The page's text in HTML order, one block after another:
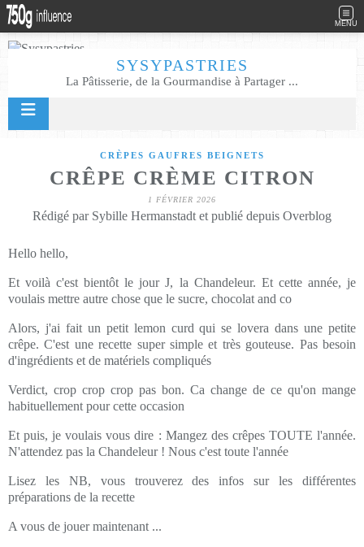
MENU
SYSYPASTRIES
La Pâtisserie, de la Gourmandise à Partager ...
CRÈPES GAUFRES BEIGNETS
CRÊPE CRÈME CITRON
1 FÉVRIER 2026
Rédigé par Sybille Hermanstadt et publié depuis Overblog
Hello hello,
Et voilà c'est bientôt le jour J, la Chandeleur. Et cette année, je
voulais mettre autre chose que le sucre, chocolat and co
Alors, j'ai fait un petit lemon curd qui se lovera dans une petite
crêpe. C'est une recette super simple et très gouteuse. Pas besoin
d'ingrédients et de matériels compliqués
Verdict, crop crop crop pas bon. Ca change de ce qu'on mange
habituellement pour cette occasion
Et puis, je voulais vous dire : Mangez des crêpes TOUTE l'année.
N'attendez pas la Chandeleur ! Nous c'est toute l'année
Lisez les NB, vous trouverez des infos sur les différentes
préparations de la recette
A vous de jouer maintenant ...